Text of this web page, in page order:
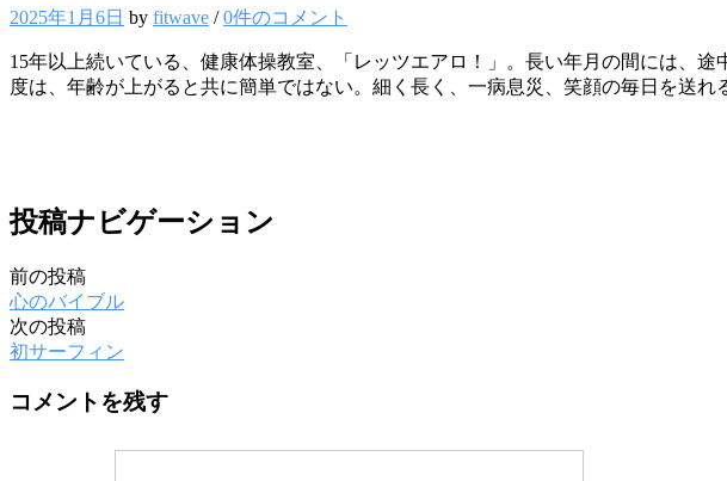
2025年1月6日 by fitwave /0件のコメント
15年以上続いている、健康体操教室、「レッツエアロ！」。長い年月の間には、
度は、年齢が上がると共に簡単ではない。細く長く、一病息災、笑顔の毎日を送れ
投稿ナビゲーション
前の投稿
心のバイブル
次の投稿
初サーフィン
コメントを残す